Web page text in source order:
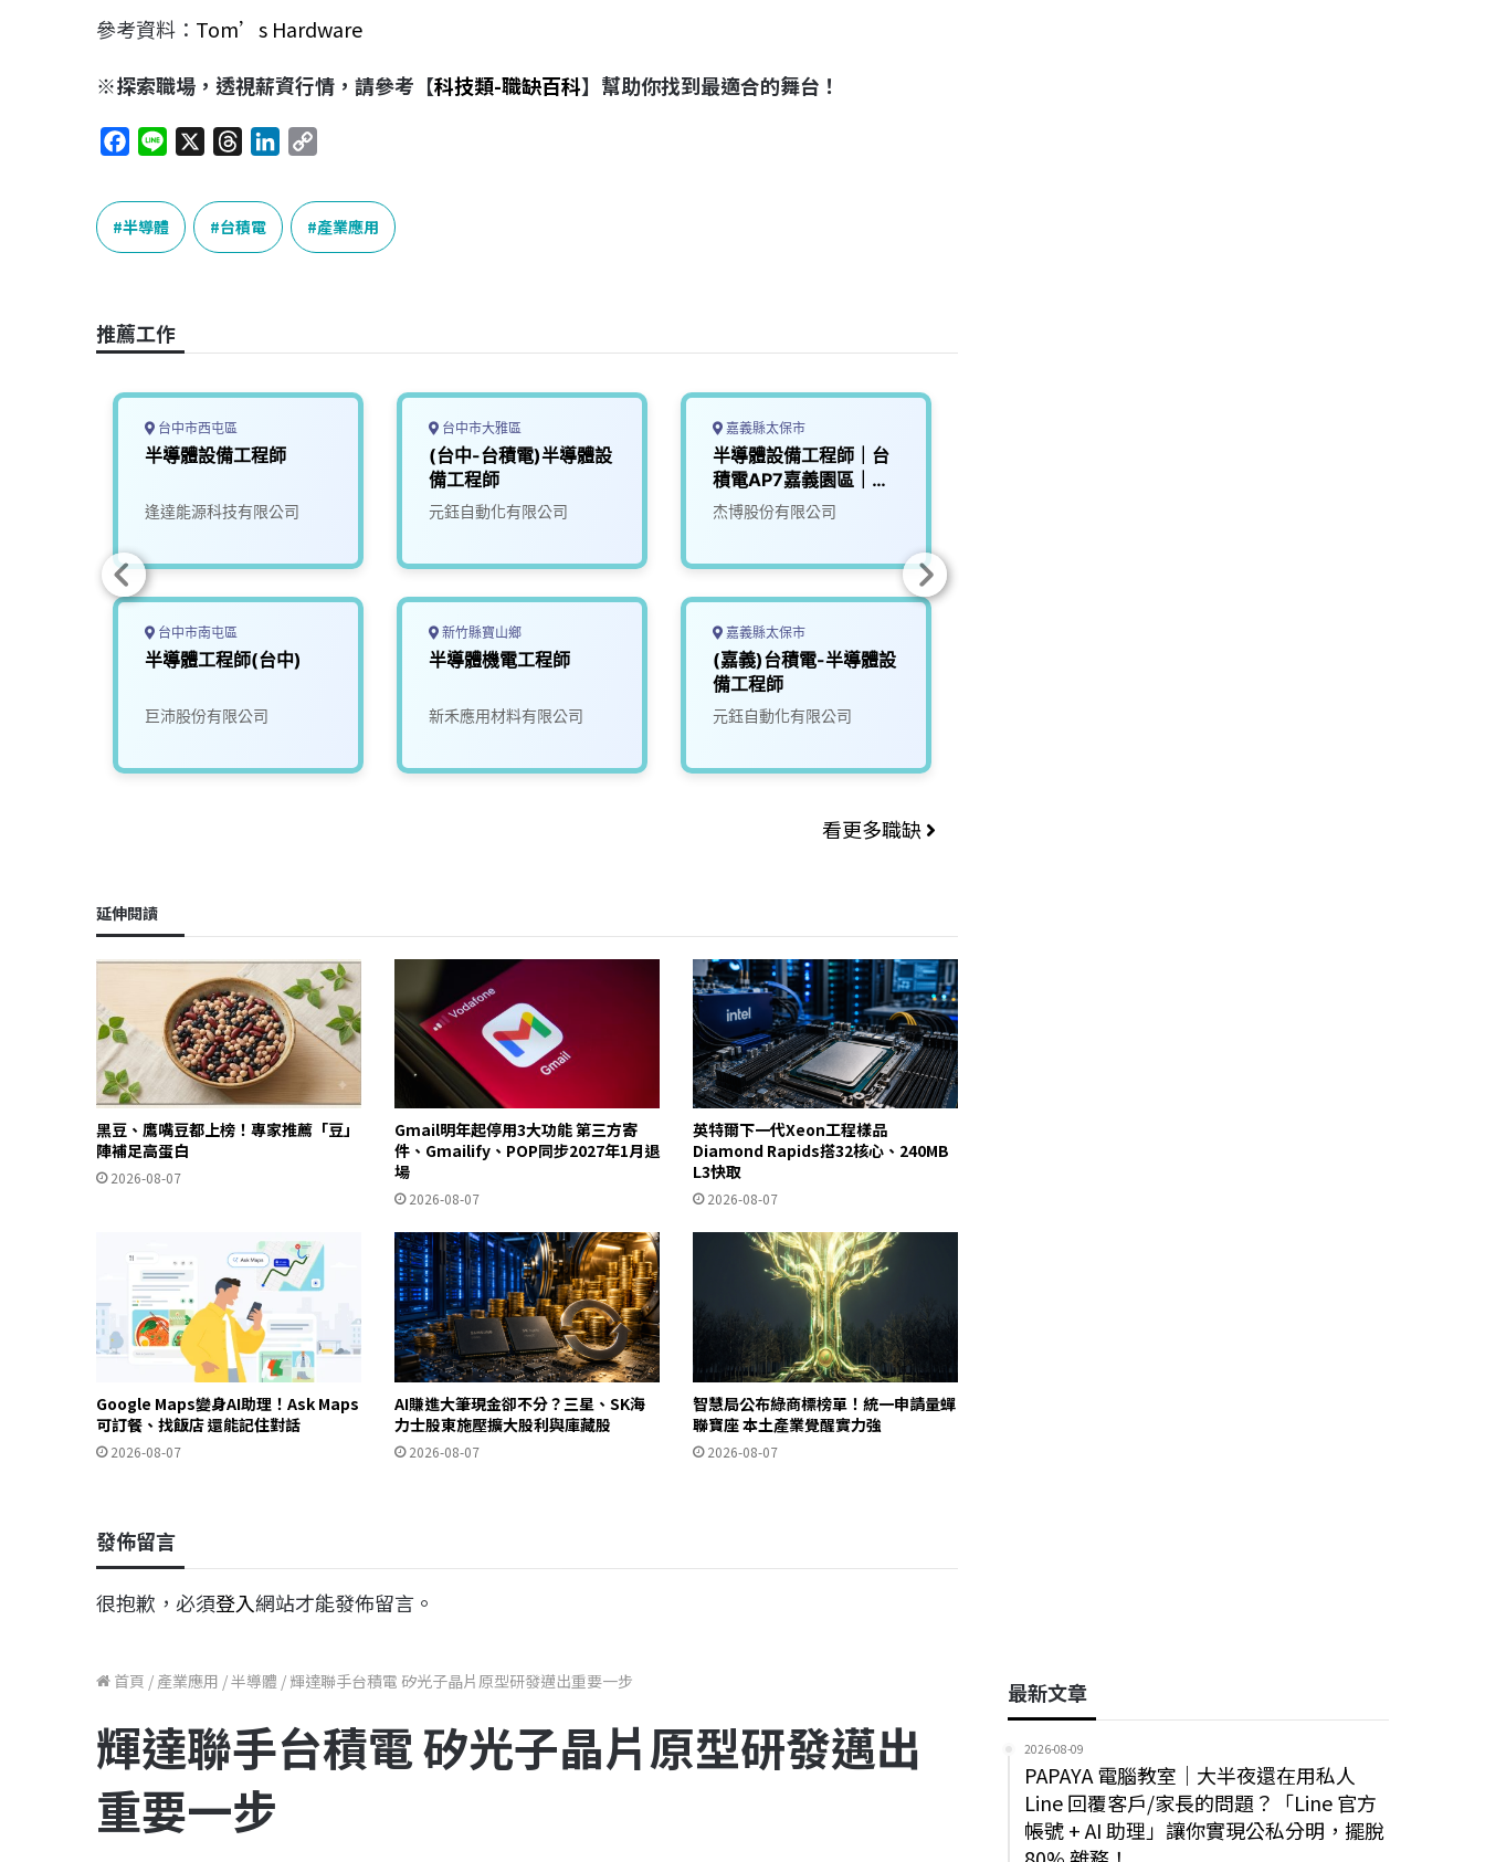
參考資料： Tom’s Hardware
※探索職場，透視薪資行情，請參考【科技類-職缺百科】幫助你找到最適合的舞台！
c
e
b
k
n
e
r
e
a
k
p
y
L
半導體 台積電 產業應用
推薦工作
台中市西屯區
半導體設備工程師
逢達能源科技有限公司
台中市南屯區
半導體工程師(台中)
巨沛股份有限公司
台中市大雅區
(台中-台積電)半導體設
備工程師
元鈺自動化有限公司
新竹縣寶山鄉
半導體機電工程師
新禾應用材料有限公司
嘉義縣太保市
半導體設備工程師｜台
積電AP7嘉義園區｜
36K–50K
杰博股份有限公司
嘉義縣太保市
(嘉義)台積電-半導體設
備工程師
元鈺自動化有限公司
看更多職缺
延伸閱讀
黑豆、鷹嘴豆都上榜！專家推薦「豆」
陣補足高蛋白
2026-08-07
Gmail明年起停用3大功能 第三方寄
件、Gmailify、POP同步2027年1月退
場
2026-08-07
英特爾下一代Xeon工程樣品
Diamond Rapids搭32核心、240MB
L3快取
2026-08-07
Google Maps變身AI助理！Ask Maps
可訂餐、找飯店 還能記住對話
2026-08-07
AI賺進大筆現金卻不分？三星、SK海
力士股東施壓擴大股利與庫藏股
2026-08-07
智慧局公布綠商標榜單！統一申請量蟬
聯寶座 本土產業覺醒實力強
2026-08-07
發佈留言
很抱歉，必須登入網站才能發佈留言。